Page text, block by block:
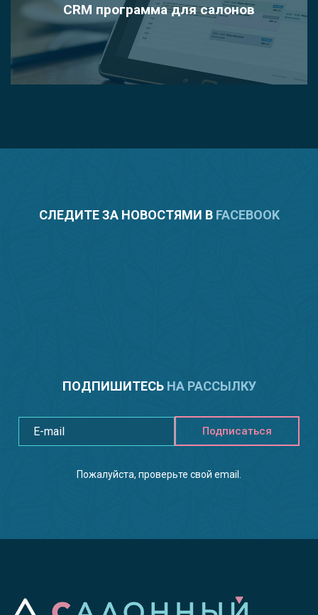
CRM программа для салонов
СЛЕДИТЕ ЗА НОВОСТЯМИ В FACEBOOK
ПОДПИШИТЕСЬ НА РАССЫЛКУ
Подписаться
Пожалуйста, проверьте свой email.